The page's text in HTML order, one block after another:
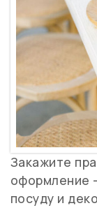
Закажите
оформление
посуду и